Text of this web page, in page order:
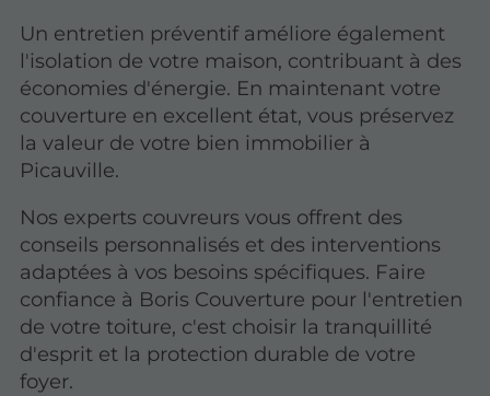
Un entretien préventif améliore également
l'isolation de votre maison, contribuant à des
économies d'énergie. En maintenant votre
couverture en excellent état, vous préservez
la valeur de votre bien immobilier à
Picauville.
Nos experts couvreurs vous offrent des
conseils personnalisés et des interventions
adaptées à vos besoins spécifiques. Faire
confiance à Boris Couverture pour l'entretien
de votre toiture, c'est choisir la tranquillité
d'esprit et la protection durable de votre
foyer.